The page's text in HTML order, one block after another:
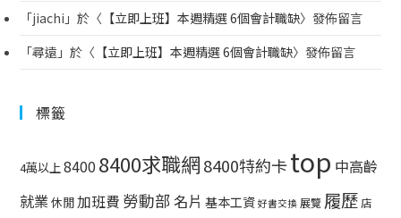
「jiachi 」於〈 【立即上班】本週精選 6個會計職缺〉發佈留言
「尋遠 」於〈 【立即上班】本週精選 6個會計職缺〉發佈留言
標籤
4萬以上8400 8400求職網8400特約卡top 中高齡
就業休閒加班費 勞動部 名片 基本工資 好書交換 展覽 履歷店